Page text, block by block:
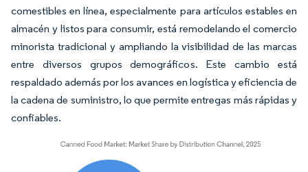
comestibles en línea, especialmente para artículos estables en
almacén y listos para consumir, está remodelando el comercio
minorista tradicional y ampliando la visibilidad de las marcas
entre diversos grupos demográficos. Este cambio está
respaldado además por los avances en logística y eficiencia de
la cadena de suministro, lo que permite entregas más rápidas y
confiables.